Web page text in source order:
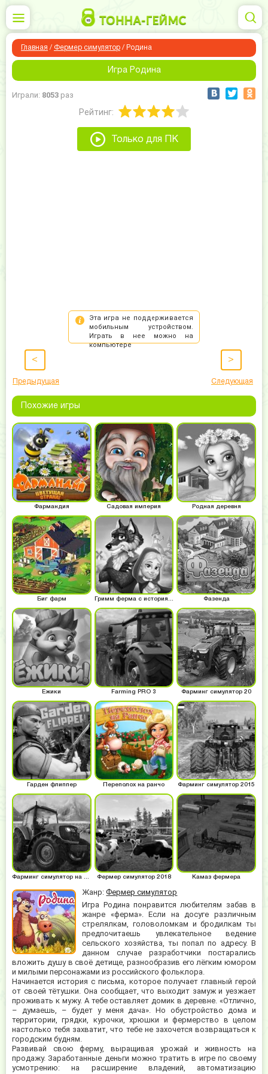
Главная / Фермер симулятор / Родина
Игра Родина
Играли: 8053 раз
Рейтинг:
Только для ПК
<
Предыдущая
>
Следующая
Жанр:Фермер симулятор
Игра Родина понравится любителям забав в
жанре «ферма». Если на досуге различным
стрелялкам, головоломкам и бродилкам ты
предпочитаешь увлекательное ведение
сельского хозяйства, ты попал по адресу. В
данном случае разработчики постарались
вложить душу в своё детище, разнообразив его лёгким юмором
и милыми персонажами из российского фольклора.
Начинается история с письма, которое получает главный герой
от своей тётушки. Она сообщает, что выходит замуж и уезжает
проживать к мужу. А тебе оставляет домик в деревне. «Отлично,
– думаешь, – будет у меня дача». Но обустройство дома и
территории, грядки, курочки, хрюшки и фермерство в целом
настолько тебя захватит, что тебе не захочется возвращаться к
городским будням.
Развивай свою ферму, выращивая урожай и живность на
продажу. Заработанные деньги можно тратить в игре по своему
усмотрению: на расширение владений, автоматизацию
Похожие игры
Фармандия Садовая империя Родная деревня
Биг фарм Гримм ферма с историями Фазенда
Ёжики Farming PRO 3 Фарминг симулятор 20
Гарден флиппер Переполох на ранчо Фарминг симулятор 2015
Фарминг симулятор на русском Фермер симулятор 2018 Камаз фермера